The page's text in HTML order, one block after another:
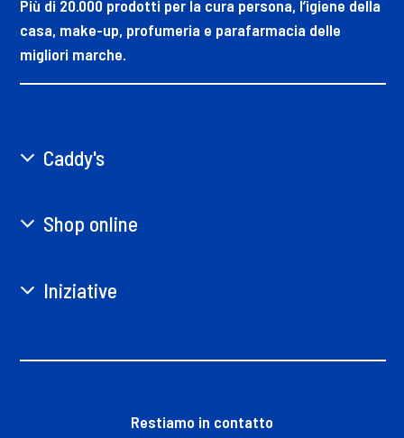
Più di 20.000 prodotti per la cura persona, l’igiene della
casa, make-up, profumeria e parafarmacia delle
migliori marche.
Caddy's
Shop online
Iniziative
Restiamo in contatto